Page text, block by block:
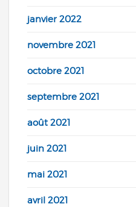
janvier 2022
novembre 2021
octobre 2021
septembre 2021
août 2021
juin 2021
mai 2021
avril 2021